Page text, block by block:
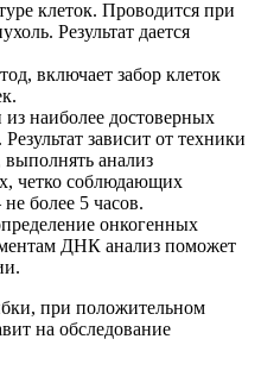
клеток. Проводится при
Результат дается
включает забор клеток
наиболее достоверных
зависит от техники
анализ
четко соблюдающих
более 5 часов.
онкогенных
ДНК анализ поможет
при положительном
на обследование